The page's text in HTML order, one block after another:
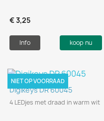
€ 3,25
Info koop nu
Digikeys DR 60045
4 LEDjes met draad in warm wit
NIET OP VOORRAAD